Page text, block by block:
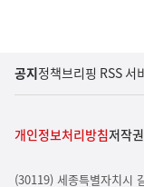
공지정책브리핑 RSS 서
개인정보처리방침저작
(30119) 세종특별자치시